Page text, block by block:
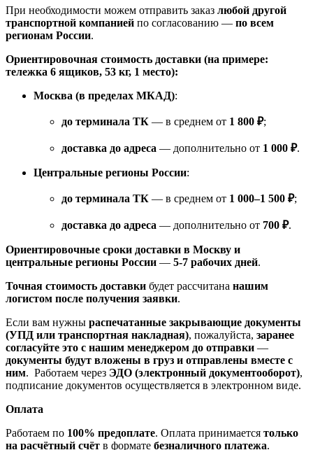
При необходимости можем отправить заказ любой другой
транспортной компанией по согласованию — по всем
регионам России.
Ориентировочная стоимость доставки (на примере:
тележка 6 ящиков, 53 кг, 1 место):
Москва (в пределах МКАД):
до терминала ТК — в среднем от 1 800 ₽;
доставка до адреса — дополнительно от 1 000 ₽.
Центральные регионы России:
до терминала ТК — в среднем от 1 000–1 500 ₽;
доставка до адреса — дополнительно от 700 ₽.
Ориентировочные сроки доставки в Москву и
центральные регионы России — 5-7 рабочих дней.
Точная стоимость доставки будет рассчитана нашим
логистом после получения заявки.
Если вам нужны распечатанные закрывающие документы
(УПД или транспортная накладная), пожалуйста, заранее
согласуйте это с нашим менеджером до отправки —
документы будут вложены в груз и отправлены вместе с
ним. Работаем через ЭДО (электронный документооборот),
подписание документов осуществляется в электронном виде.
Оплата
Работаем по 100% предоплате. Оплата принимается только
на расчётный счёт в формате безналичного платежа.